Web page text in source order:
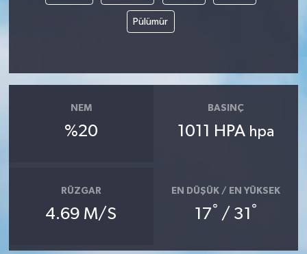
Pülümür
NEM
%20
BASINÇ
1011 HPA hpa
RÜZGAR
4.69 M/S
EN DÜŞÜK / EN YÜKSEK
17° / 31 °